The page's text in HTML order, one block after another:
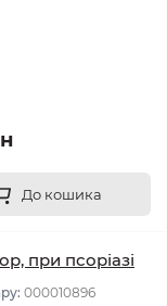
До кошика
при псоріазі
000010896